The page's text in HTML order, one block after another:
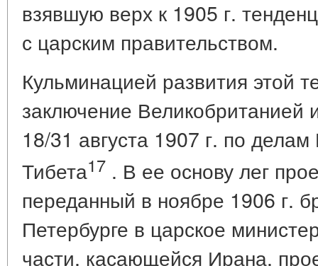
взявшую верх к 1905 г.
с царским правительством.
Кульминацией развития этой
заключение Великобританией
18/31 августа 1907 г. по
Тибета17 . В ее основу лег
переданный в ноябре 1906 г.
Петербурге в царское
части, касающейся Ирана,